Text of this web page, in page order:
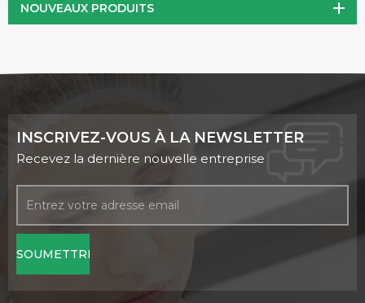
NOUVEAUX PRODUITS
INSCRIVEZ-VOUS À LA NEWSLETTER
Recevez la dernière nouvelle entreprise